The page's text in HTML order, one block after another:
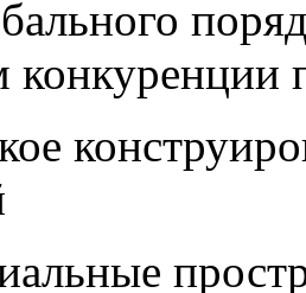
конкуренции